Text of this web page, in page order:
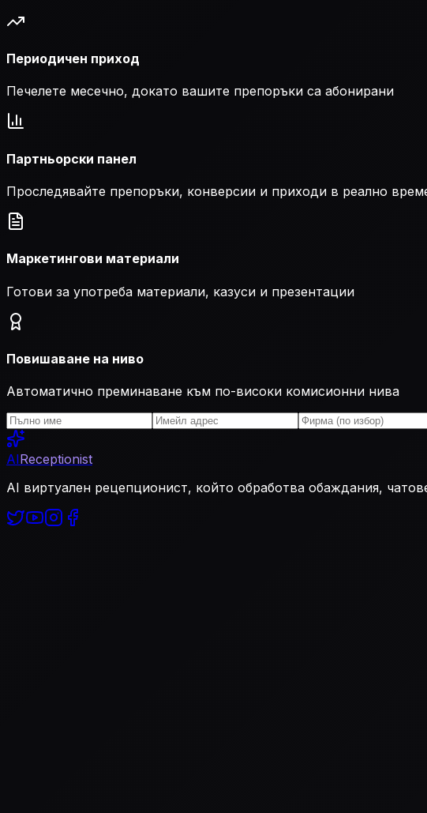
Периодичен приход
Печелете месечно, докато вашите препоръки са абонирани
Партньорски панел
Проследявайте препоръки, конверсии и приходи в реално
Маркетингови материали
Готови за употреба материали, казуси и презентации
Повишаване на ниво
Автоматично преминаване към по-високи комисионни нива
AIReceptionist
AI виртуален рецепционист, който обработва обаждания,